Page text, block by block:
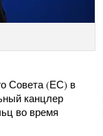
Совета (ЕС) в
канцлер
во время